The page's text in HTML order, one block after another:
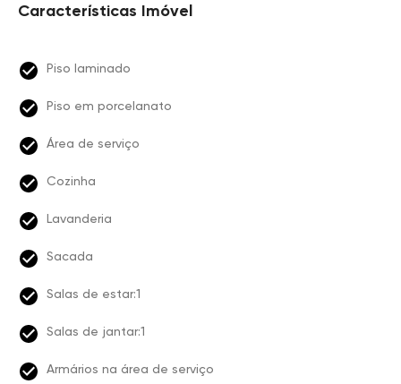
Características Imóvel
Piso laminado
Piso em porcelanato
Área de serviço
Cozinha
Lavanderia
Sacada
Salas de estar:1
Salas de jantar:1
Armários na área de serviço